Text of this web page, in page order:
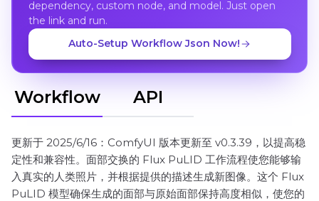
dependency, custom node, and model. Just open
the link and run.
Auto-Setup Workflow Json Now!
Workflow API
更新于 2025/6/16：ComfyUI 版本更新至 v0.3.39，以提高稳
定性和兼容性。面部交换的 Flux PuLID 工作流程使您能够输
入真实的人类照片，并根据提供的描述生成新图像。这个 Flux
PuLID 模型确保生成的面部与原始面部保持高度相似，使您的